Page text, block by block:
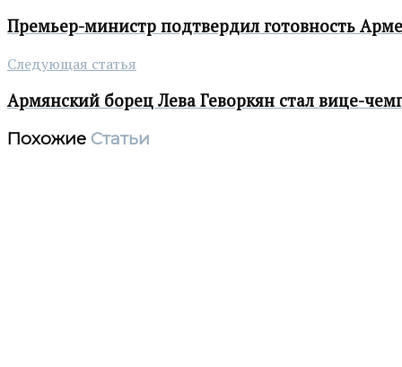
Премьер-министр подтвердил готовность
Следующая статья
Армянский борец Лева Геворкян стал вице-
Похожие Статьи